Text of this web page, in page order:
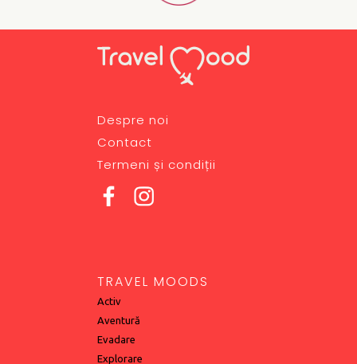
Despre noi
Contact
Termeni și condiții
TRAVEL MOODS
Activ
Aventură
Evadare
Explorare